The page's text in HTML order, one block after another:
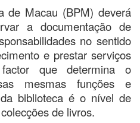
de Macau (BPM) deverá
a documentação de
no sentido
e prestar serviços
que determina o
mesmas funções e
biblioteca é o nível de
de livros.